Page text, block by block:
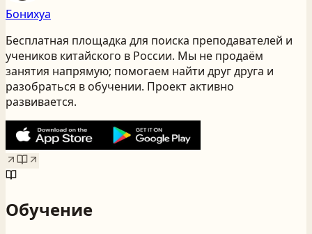
Бонихуа
Бесплатная площадка для поиска преподавателей и
учеников китайского в России. Мы не продаём
занятия напрямую; помогаем найти друг друга и
разобраться в обучении. Проект активно
развивается.
Обучение